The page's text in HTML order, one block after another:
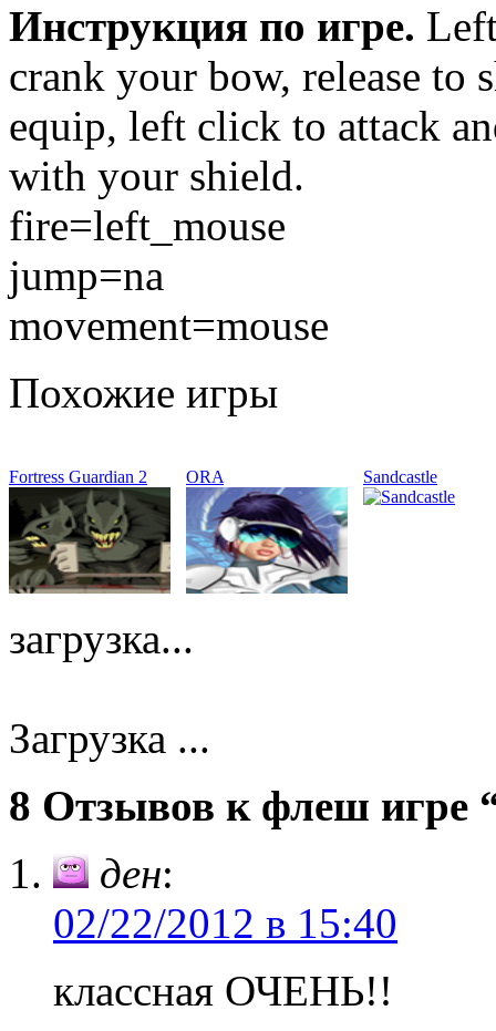
Инструкция по игре.
crank your bow, release to
equip, left click to attack
with your shield.
fire=left_mouse
jump=na
movement=mouse
Похожие игры
Fortress Guardian 2 ORA Sandcastle
загрузка...
Загрузка ...
8 Отзывов к флеш игре
ден:
02/22/2012 в 15:40
классная ОЧЕНЬ!!